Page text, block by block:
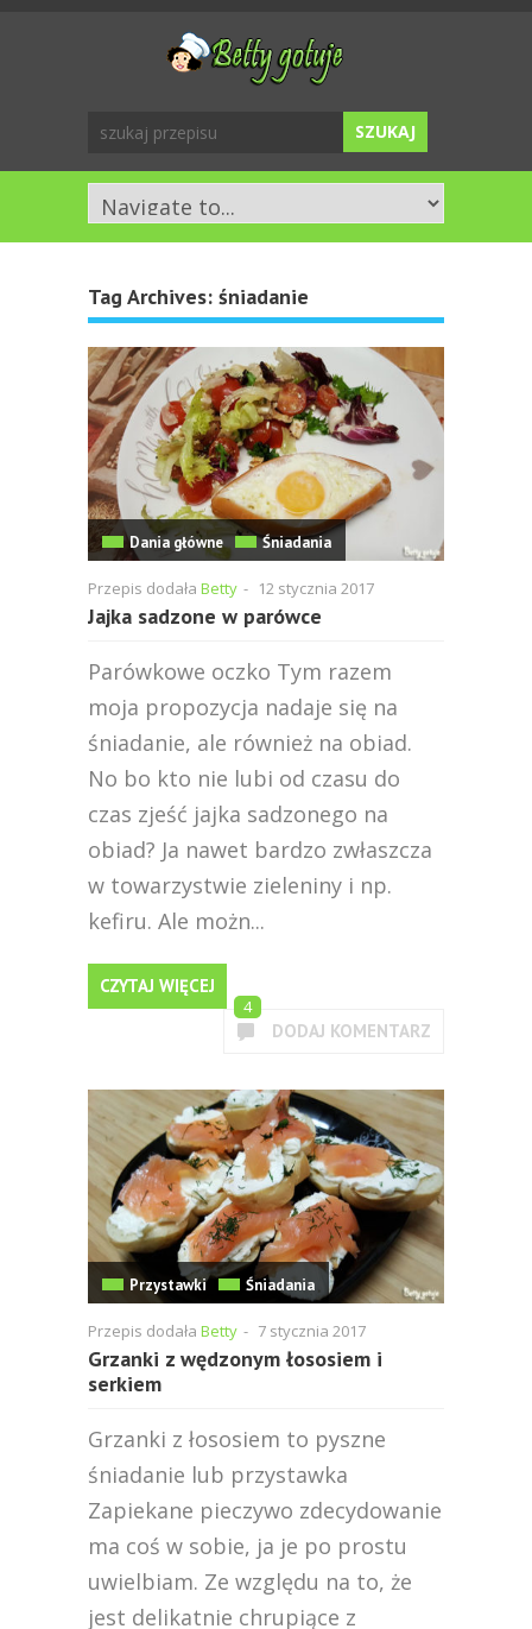
Tag Archives: śniadanie
Dania główne Śniadania
Przepis dodała Betty - 12 stycznia 2017
Jajka sadzone w parówce
Parówkowe oczko Tym razem
moja propozycja nadaje się na
śniadanie, ale również na obiad.
No bo kto nie lubi od czasu do
czas zjeść jajka sadzonego na
obiad? Ja nawet bardzo zwłaszcza
w towarzystwie zieleniny i np.
kefiru. Ale możn...
CZYTAJ WIĘCEJ
4
DODAJ KOMENTARZ
Przystawki Śniadania
Przepis dodała Betty - 7 stycznia 2017
Grzanki z wędzonym łososiem i
serkiem
Grzanki z łososiem to pyszne
śniadanie lub przystawka
Zapiekane pieczywo zdecydowanie
ma coś w sobie, ja je po prostu
uwielbiam. Ze względu na to, że
jest delikatnie chrupiące z